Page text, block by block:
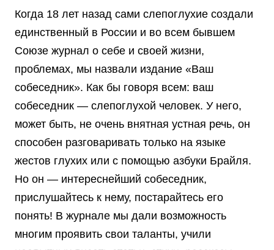
Когда 18 лет назад сами слепоглухие создали
единственный в России и во всем бывшем
Союзе журнал о себе и своей жизни,
проблемах, мы назвали издание «Ваш
собеседник». Как бы говоря всем: ваш
собеседник — слепоглухой человек. У него,
может быть, не очень внятная устная речь, он
способен разговаривать только на языке
жестов глухих или с помощью азбуки Брайля.
Но он — интереснейший собеседник,
прислушайтесь к нему, постарайтесь его
понять! В журнале мы дали возможность
многим проявить свои таланты, учили